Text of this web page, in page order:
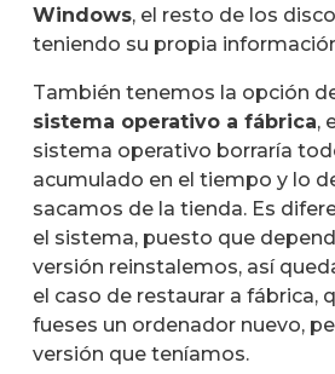
Windows, el resto de los
teniendo su propia
También tenemos la opción
sistema operativo a fábrica,
sistema operativo borraría
acumulado en el tiempo y lo
sacamos de la tienda. Es
el sistema, puesto que
versión reinstalemos, así
el caso de restaurar a fábrica,
fueses un ordenador nuevo,
versión que teníamos.